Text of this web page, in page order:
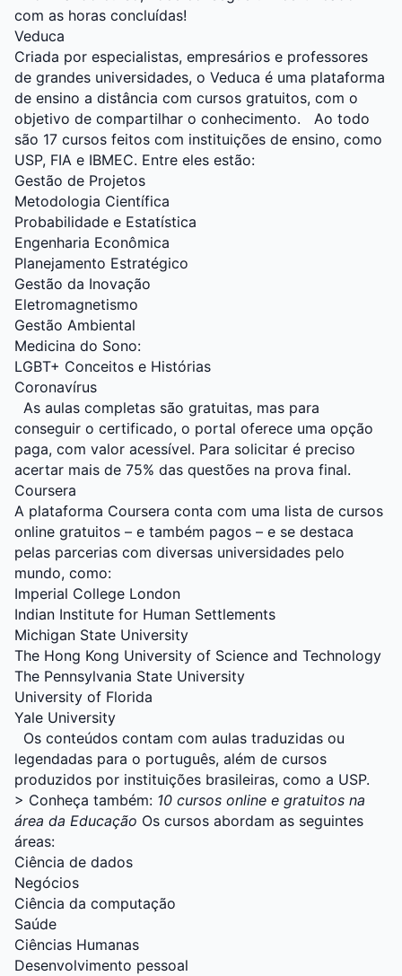
com as horas concluídas!
Veduca
Criada por especialistas, empresários e professores
de grandes universidades, o Veduca é uma plataforma
de ensino a distância com cursos gratuitos, com o
objetivo de compartilhar o conhecimento.
Ao todo
são 17 cursos feitos com instituições de ensino, como
USP, FIA e IBMEC. Entre eles estão:
Gestão de Projetos
Metodologia Científica
Probabilidade e Estatística
Engenharia Econômica
Planejamento Estratégico
Gestão da Inovação
Eletromagnetismo
Gestão Ambiental
Medicina do Sono:
LGBT+ Conceitos e Histórias
Coronavírus
As aulas completas são gratuitas, mas para
conseguir o certificado, o portal oferece uma opção
paga, com valor acessível. Para solicitar é preciso
acertar mais de 75% das questões na prova final.
Coursera
A plataforma Coursera conta com uma lista de cursos
online gratuitos – e também pagos – e se destaca
pelas parcerias com diversas universidades pelo
mundo, como:
Imperial College London
Indian Institute for Human Settlements
Michigan State University
The Hong Kong University of Science and Technology
The Pennsylvania State University
University of Florida
Yale University
Os conteúdos contam com aulas traduzidas ou
legendadas para o português, além de cursos
produzidos por instituições brasileiras, como a USP.
> Conheça também: 10 cursos online e gratuitos na
área da Educação Os cursos abordam as seguintes
áreas:
Ciência de dados
Negócios
Ciência da computação
Saúde
Ciências Humanas
Desenvolvimento pessoal